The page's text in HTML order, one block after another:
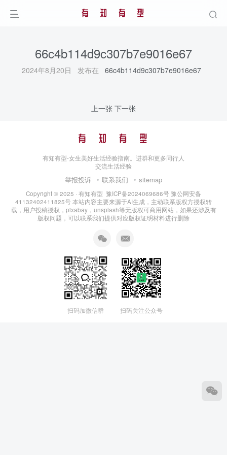
66c4b114d9c307b7e9016e67
2024年8月20日 发布在 66c4b114d9c307b7e9016e67
上一张 下一张
有知有型-女生美好生活经验指南。进群和更多同行人
交流生活经验
举报投诉 联系我们 sitemap
Copyright © 2025 · 有知有型 豫ICP备2024069686号 豫公网安备
41132402411825号本站内容主要来源于AI生成，主动联系版权方授权转
载，用户投稿授权，pixabay，unsplash等无版权可商用网站，如果还涉及有
版权问题，可以联系我们提供对应版权证明材料进行删除
扫码加微信群 扫码关注公众号